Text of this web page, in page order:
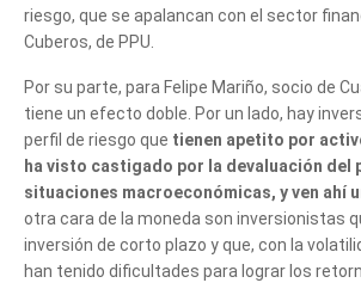
Cuéntanos,
te podemos
riesgo, que se apalancan con el sector
Cuberos, de PPU.
Por su parte, para Felipe Mariño, socio de
tiene un efecto doble. Por un lado, hay
perfil de riesgo que tienen apetito por
ha visto castigado por la devaluación del
situaciones macroeconómicas, y ven ahí
otra cara de la moneda son inversionistas
inversión de corto plazo y que, con la
han tenido dificultades para lograr los